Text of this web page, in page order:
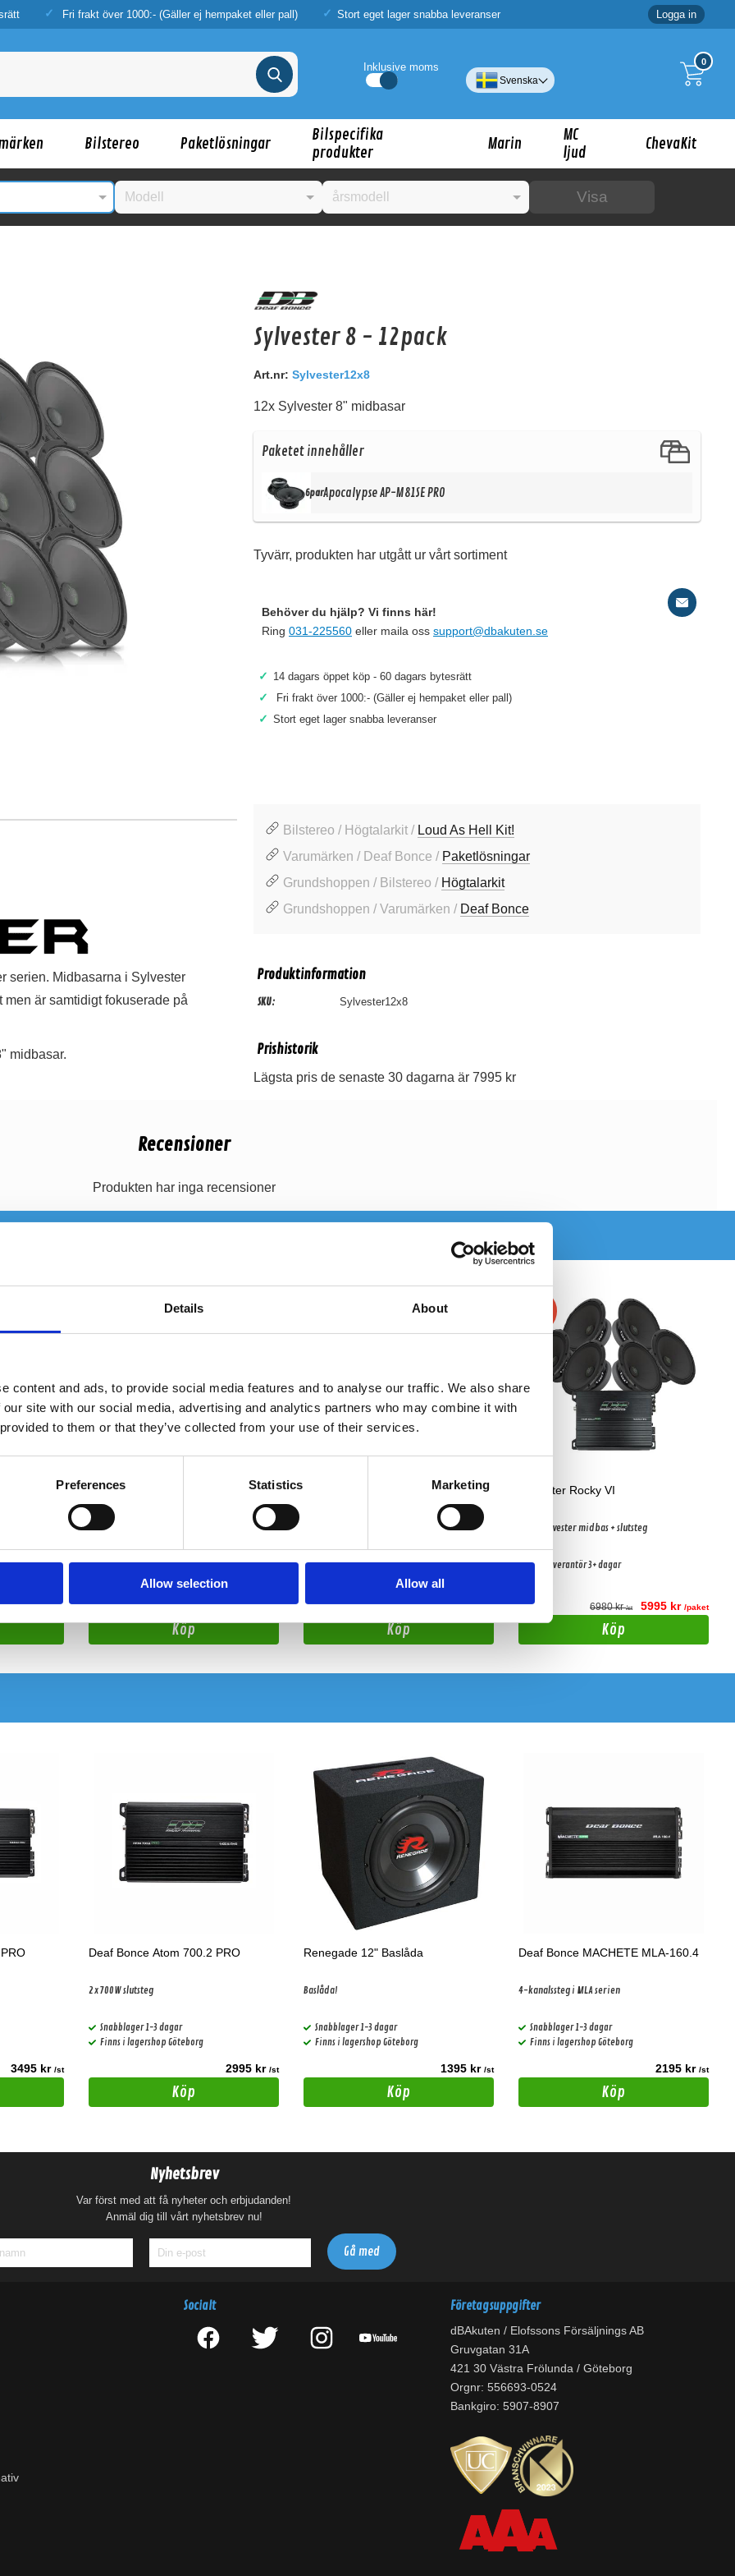
Details About
content and ads, to provide social media features and to analyse our traffic. We also share
site with our social media, advertising and analytics partners who may combine it with
to them or that they’ve collected from your use of their services.
Preferences Statistics Marketing
Allow selection Allow all
Fri frakt över 1000:- (Gäller ej hempaket eller pall) Stort eget lager snabba leveranser Logga in
0
Inklusive moms
Svenska
Bilstereo Paketlösningar
Bilspecifika
produkter
Marin
MC
ljud
ChevaKit
Visa
någon av dessa produkter kan intressera dig?
Sylvester 8 - 12pack
Art.nr: Sylvester12x8
12x Sylvester 8" midbasar
Paketet innehåller
6parApocalypse AP-M81SE PRO
Tyvärr, produkten har utgått ur vårt sortiment
Behöver du hjälp? Vi finns här!
Ring 031-225560 eller maila oss support@dbakuten.se
✓ 14 dagars öppet köp - 60 dagars bytesrätt
✓ Fri frakt över 1000:- (Gäller ej hempaket eller pall)
✓ Stort eget lager snabba leveranser
serien. Midbasarna i Sylvester
är samtidigt fokuserade på
midbasar.
Bilstereo / Högtalarkit / Loud As Hell Kit!
Varumärken / Deaf Bonce / Paketlösningar
Grundshoppen / Bilstereo / Högtalarkit
Grundshoppen / Varumärken / Deaf Bonce
Produktinformation
SKU: Sylvester12x8
Prishistorik
Lägsta pris de senaste 30 dagarna är 7995 kr
Recensioner
Produkten har inga recensioner
kr/paket
Apocalypse SQL kit
4x6,5" SQL midbasar, diskanter &
Snabblager 1-3 dagar
Finns i lagershop Göteborg
3980 kr 2995 kr/paket
Köp
Hos leverantör 3+ dagar
5585 kr 4995 kr/paket
Köp
Sylvester Rocky VI
6x8" Sylvester midbas + slutsteg
Hos leverantör 3+ dagar
6980 kr/st 5995 kr /paket
Köp
3495 kr /st
Deaf Bonce Atom 700.2 PRO
2x700W slutsteg
Snabblager 1-3 dagar
Finns i lagershop Göteborg
2995 kr /st
Köp
Renegade 12" Baslåda
Baslåda!
Snabblager 1-3 dagar
Finns i lagershop Göteborg
1395 kr /st
Köp
Deaf Bonce MACHETE MLA-160.4
4-kanalssteg i MLA serien
Snabblager 1-3 dagar
Finns i lagershop Göteborg
2195 kr /st
Köp
Nyhetsbrev
Var först med att få nyheter och erbjudanden!
Anmäl dig till vårt nyhetsbrev nu!
Socialt Företagsuppgifter
dBAkuten / Elofssons Försäljnings AB
Gruvgatan 31A
421 30 Västra Frölunda / Göteborg
Orgnr: 556693-0524
Bankgiro: 5907-8907